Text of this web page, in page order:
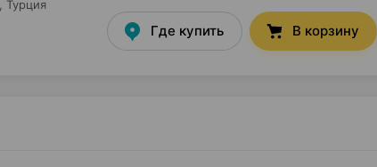
, Турция
Где купить В корзину